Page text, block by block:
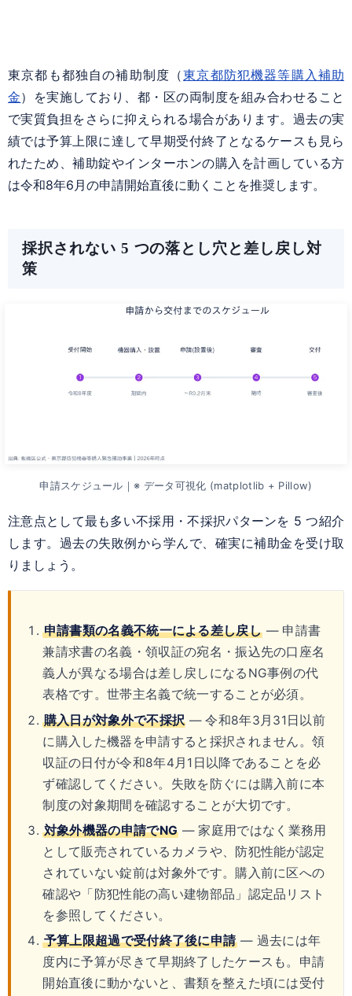
東京都も都独自の補助制度（東京都防犯機器等購入補助
金）を実施しており、都・区の両制度を組み合わせること
で実質負担をさらに抑えられる場合があります。過去の実
績では予算上限に達して早期受付終了となるケースも見ら
れたため、補助錠やインターホンの購入を計画している方
は令和8年6月の申請開始直後に動くことを推奨します。
採択されない 5 つの落とし穴と差し戻し対
策
申請スケジュール｜※ データ可視化 (matplotlib + Pillow)
注意点として最も多い不採用・不採択パターンを 5 つ紹介
します。過去の失敗例から学んで、確実に補助金を受け取
りましょう。
申請書類の名義不統一による差し戻し — 申請書
兼請求書の名義・領収証の宛名・振込先の口座名
義人が異なる場合は差し戻しになるNG事例の代
表格です。世帯主名義で統一することが必須。
購入日が対象外で不採択 — 令和8年3月31日以前
に購入した機器を申請すると採択されません。領
収証の日付が令和8年4月1日以降であることを必
ず確認してください。失敗を防ぐには購入前に本
制度の対象期間を確認することが大切です。
対象外機器の申請でNG — 家庭用ではなく業務用
として販売されているカメラや、防犯性能が認定
されていない錠前は対象外です。購入前に区への
確認や「防犯性能の高い建物部品」認定品リスト
を参照してください。
予算上限超過で受付終了後に申請— 過去には年
度内に予算が尽きて早期終了したケースも。申請
開始直後に動かないと、書類を整えた頃には受付